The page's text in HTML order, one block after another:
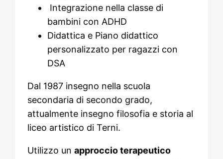
Integrazione nella classe di
bambini con ADHD
Didattica e Piano didattico
personalizzato per ragazzi con
DSA
Dal 1987 insegno nella scuola
secondaria di secondo grado,
attualmente insegno filosofia e storia al
liceo artistico di Terni.
Utilizzo un approccio terapeutico